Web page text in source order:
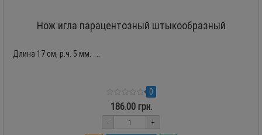
Нож игла парацентозный штыкообразный
Длина 17 см, р.ч. 5 мм. ..
0
186.00 грн.
- +